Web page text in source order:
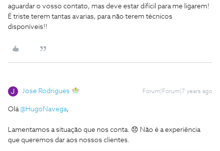
aguardar o vosso contato, mas deve estar difícil para me ligarem!
É triste terem tantas avarias, para não terem técnicos
disponíveis!!
Jose Rodrigues Forum|Forum|7 years ago
Olá@HugoNavega,
Lamentamos a situação que nos conta. 😞 Não é a experiência
que queremos dar aos nossos clientes.